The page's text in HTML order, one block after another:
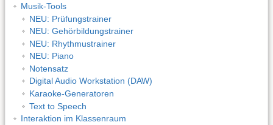
Musik-Tools
NEU: Prüfungstrainer
NEU: Gehörbildungstrainer
NEU: Rhythmustrainer
NEU: Piano
Notensatz
Digital Audio Workstation (DAW)
Karaoke-Generatoren
Text to Speech
Interaktion im Klassenraum